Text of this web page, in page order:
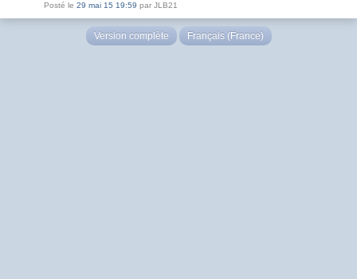
Posté le 29 mai 15 19:59 par JLB21
Version complète Français (France)